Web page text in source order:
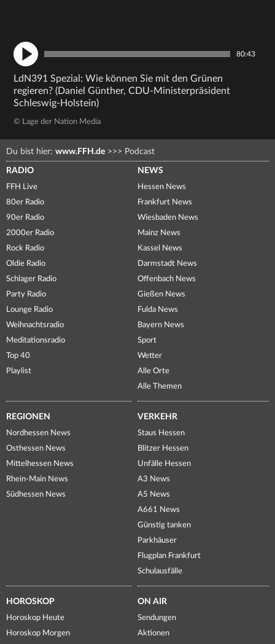
80:43
LdN391 Spezial: Wie können Sie mit den Grünen
regieren? (Daniel Günther, CDU-Ministerpräsident
Schleswig-Holstein)
© Lage der Nation Media
Du bist hier: www.FFH.de >>> Podcast
RADIO
FFH Live
80er Radio
90er Radio
2000er Radio
Rock Radio
Oldie Radio
Schlager Radio
Party Radio
Lounge Radio
Weihnachtsradio
Meditationsradio
Top 40
Playlist
NEWS
Hessen News
Frankfurt News
Wiesbaden News
Mainz News
Kassel News
Darmstadt News
Offenbach News
Gießen News
Fulda News
Bayern News
Sport
Wetter
Alle Orte
Alle Themen
REGIONEN
Nordhessen News
Osthessen News
Mittelhessen News
Rhein-Main News
Südhessen News
VERKEHR
Staus Hessen
Blitzer Hessen
Unfälle Hessen
A3 News
A5 News
A661 News
Günstig tanken
Parkhäuser
Flugplan Frankfurt
Schulausfälle
HOROSKOP
Horoskop Heute
Horoskop Morgen
ON AIR
Sendungen
Aktionen